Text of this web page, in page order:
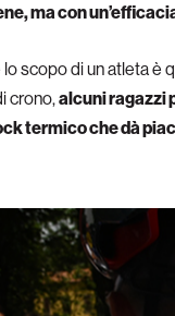
ma con
scopo di un atleta è
crono,alcuni ragazzi
termico che dà